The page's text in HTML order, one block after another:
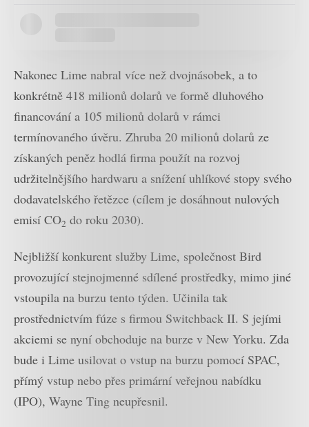
Nakonec Lime nabral více než dvojnásobek, a to
konkrétně 418 milionů dolarů ve formě dluhového
financování a 105 milionů dolarů v rámci
termínovaného úvěru. Zhruba 20 milionů dolarů ze
získaných peněz hodlá firma použít na rozvoj
udržitelnějšího hardwaru a snížení uhlíkové stopy svého
dodavatelského řetězce (cílem je dosáhnout nulových
emisí CO2 do roku 2030).
Nejbližší konkurent služby Lime, společnost Bird
provozující stejnojmenné sdílené prostředky, mimo jiné
vstoupila na burzu tento týden. Učinila tak
prostřednictvím fúze s firmou Switchback II. S jejími
akciemi se nyní obchoduje na burze v New Yorku. Zda
bude i Lime usilovat o vstup na burzu pomocí SPAC,
přímý vstup nebo přes primární veřejnou nabídku
(IPO), Wayne Ting neupřesnil.